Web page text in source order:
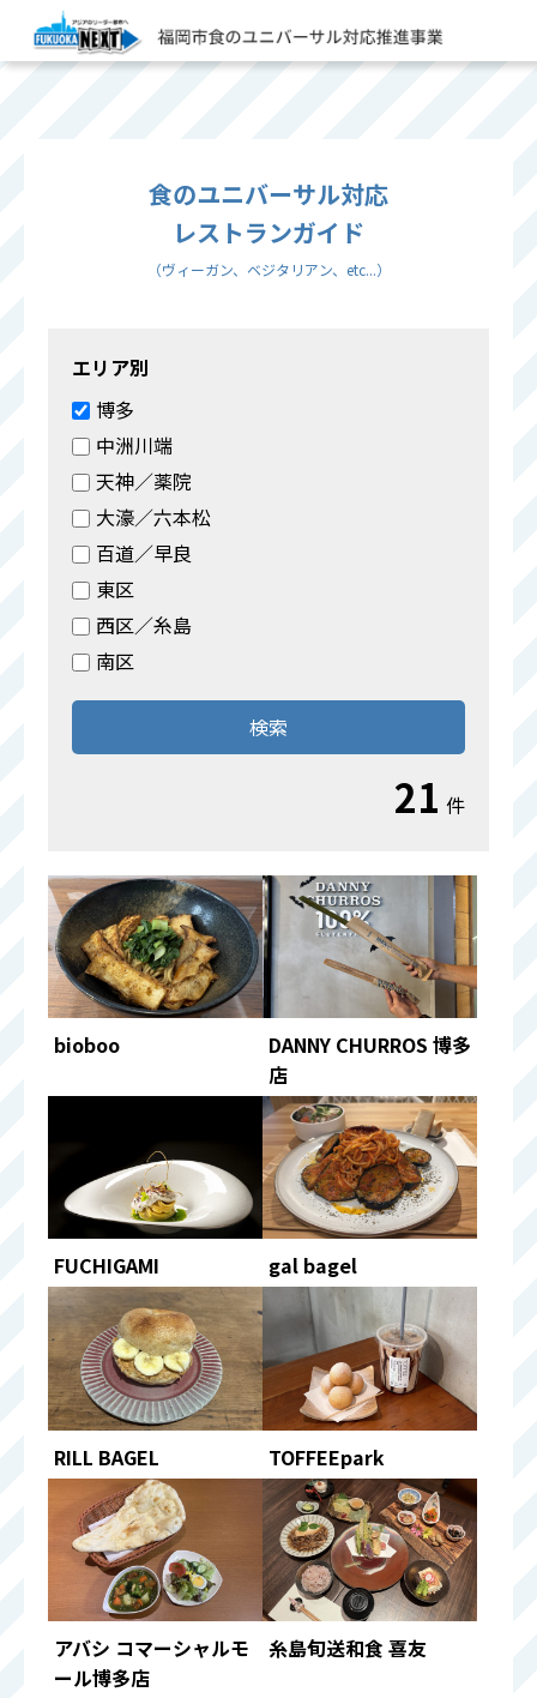
食のユニバーサル対応
レストランガイド
（ヴィーガン、ベジタリアン、etc...）
エリア別
博多
中洲川端
天神／薬院
大濠／六本松
百道／早良
東区
西区／糸島
南区
検索
21 件
bioboo
DANNY CHURROS 博多
店
FUCHIGAMI gal bagel
RILL BAGEL TOFFEEpark
アバシ コマーシャルモ
ール博多店
糸島旬送和食 喜友